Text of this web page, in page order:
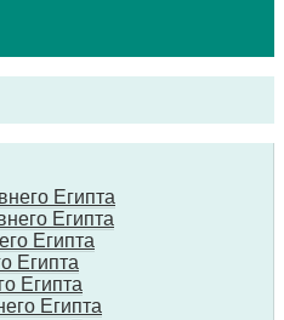
Египта
Египта
Египта
Египта
Египта
Египта